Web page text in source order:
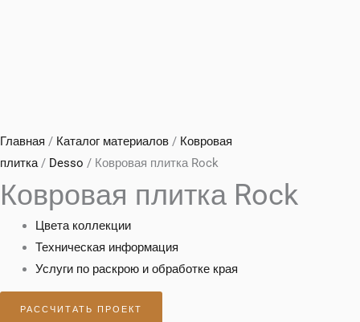
Главная / Каталог материалов / Ковровая
плитка/ Desso / Ковровая плитка Rock
Ковровая плитка Rock
Цвета коллекции
Техническая информация
Услуги по раскрою и обработке края
РАССЧИТАТЬ ПРОЕКТ